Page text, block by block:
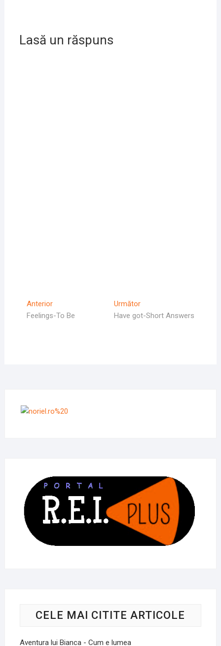
Lasă un răspuns
Navigare
în
AnteriorArticolul
Anterior
Feelings-To Be
UrmătorArticolul
Următor:
Have got-Short Answers
CELE MAI CITITE ARTICOLE
Aventura lui Bianca - Cum e lumea